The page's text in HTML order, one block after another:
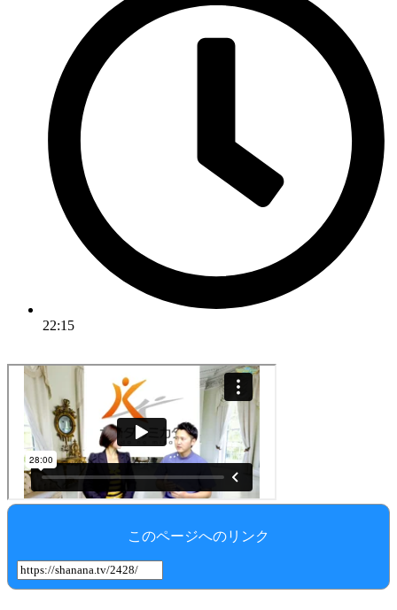
22:15
このページへのリンク